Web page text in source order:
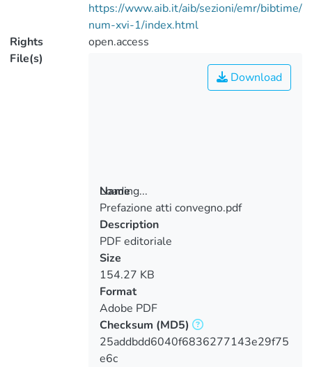
https://www.aib.it/aib/sezioni/emr/bibtime/
num-xvi-1/index.html
Rights
open.access
File(s)
Loading...
Loading...
Download
Name
Prefazione atti convegno.pdf
Description
PDF editoriale
Size
154.27 KB
Format
Adobe PDF
Checksum (MD5)
25addbdd6040f6836277143e29f75
e6c